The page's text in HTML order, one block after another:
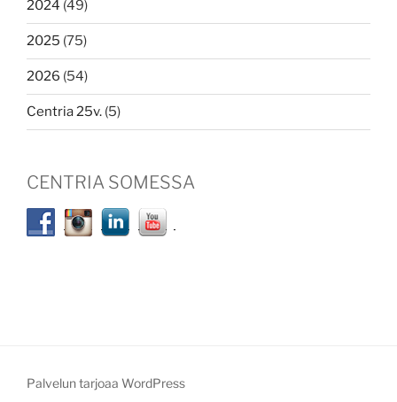
2024 (49)
2025 (75)
2026 (54)
Centria 25v. (5)
CENTRIA SOMESSA
Palvelun tarjoaa WordPress